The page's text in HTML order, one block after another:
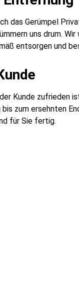
das Gerümpel
uns drum.
entsorgen und
Kunde zufrieden
zum ersehnten
für Sie fertig.